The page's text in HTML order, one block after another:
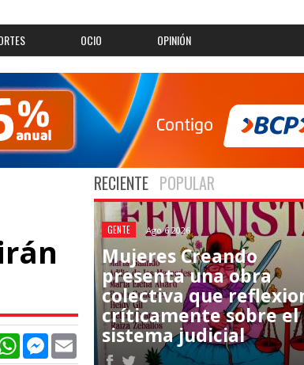
OCIO OPINIÓN
WhatsAppMessengerEmail
RECIENTE POPULAR
GENTE Ago 6 2026
Mujeres Creando
presenta una obra
colectiva que
críticamente sobre el
sistema judicial